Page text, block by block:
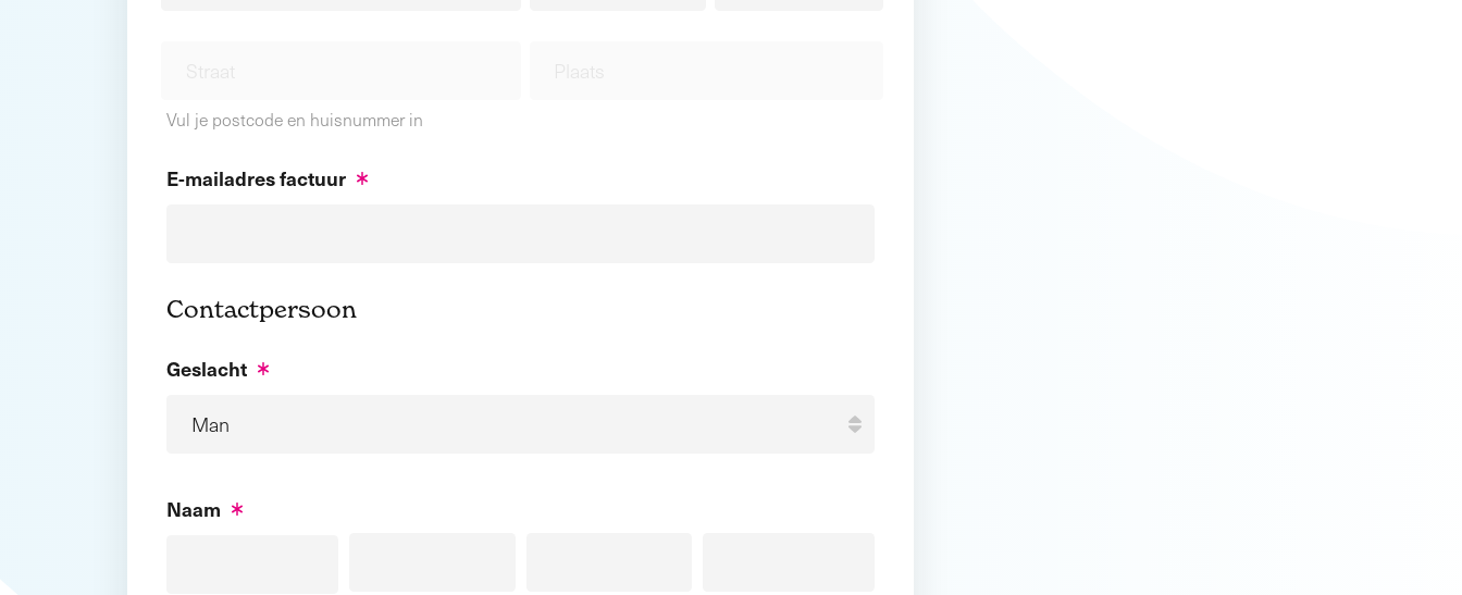
Vul je postcode en huisnummer in
E-mailadres factuur
Contactpersoon
Geslacht
Naam